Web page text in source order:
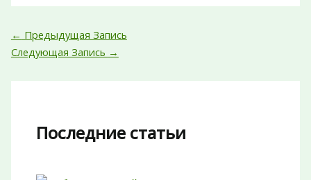
← Предыдущая Запись
Следующая Запись →
Последние статьи